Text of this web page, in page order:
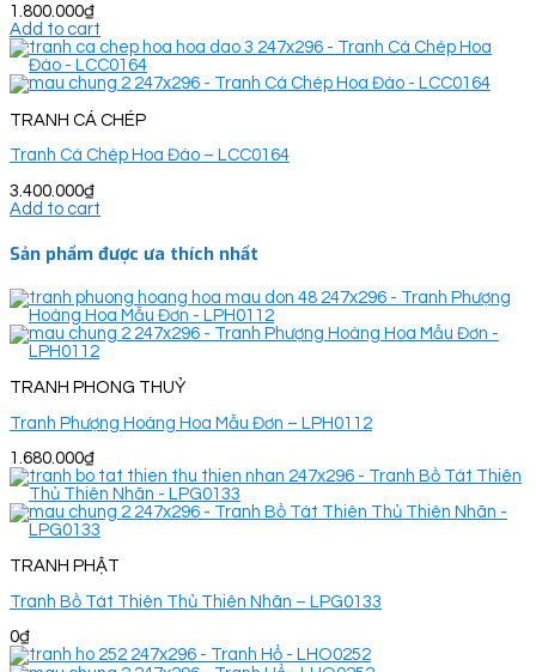
1.800.000₫
Add to cart
TRANH CÁ CHÉP
Tranh Cá Chép Hoa Đào – LCC0164
3.400.000₫
Add to cart
Sản phẩm được ưa thích nhất
TRANH PHONG THUỶ
Tranh Phượng Hoàng Hoa Mẫu Đơn – LPH0112
1.680.000₫
TRANH PHẬT
Tranh Bồ Tát Thiên Thủ Thiên Nhãn – LPG0133
0₫